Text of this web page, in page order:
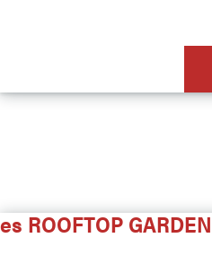
es ROOFTOP